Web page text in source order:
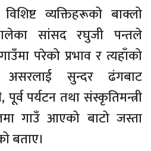
व्यक्तिहरूको बाक्लो
सांसद रघुजी पन्तले
परेको प्रभाव र त्यहाँको
असरलाई सुन्दर ढंगबाट
पर्यटन तथा संस्कृतिमन्त्री
गाउँ आएको बाटो जस्ता
बताए।